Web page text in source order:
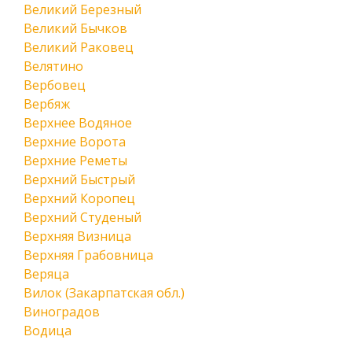
Великий Березный
Великий Бычков
Великий Раковец
Велятино
Вербовец
Вербяж
Верхнее Водяное
Верхние Ворота
Верхние Реметы
Верхний Быстрый
Верхний Коропец
Верхний Студеный
Верхняя Визница
Верхняя Грабовница
Веряца
Вилок (Закарпатская обл.)
Виноградов
Водица